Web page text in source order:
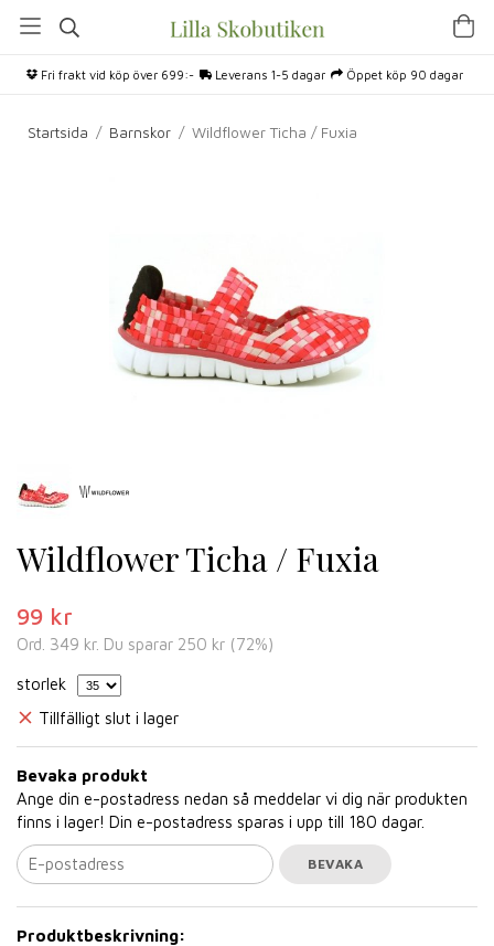
Fri frakt vid köp över 699:- Leverans 1-5 dagar Öppet köp 90 dagar
Startsida / Barnskor / Wildflower Ticha / Fuxia
Wildflower Ticha / Fuxia
99 kr
Ord. 349 kr. Du sparar 250 kr (72%)
storlek
Tillfälligt slut i lager
Bevaka produkt
Ange din e-postadress nedan så meddelar vi dig när produkten
finns i lager! Din e-postadress sparas i upp till 180 dagar.
BEVAKA
Produktbeskrivning: